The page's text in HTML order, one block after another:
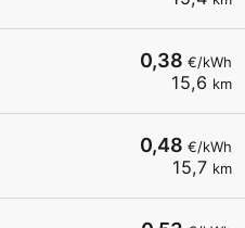
0,38 €/kWh
15,6 km
0,48 €/kWh
15,7 km